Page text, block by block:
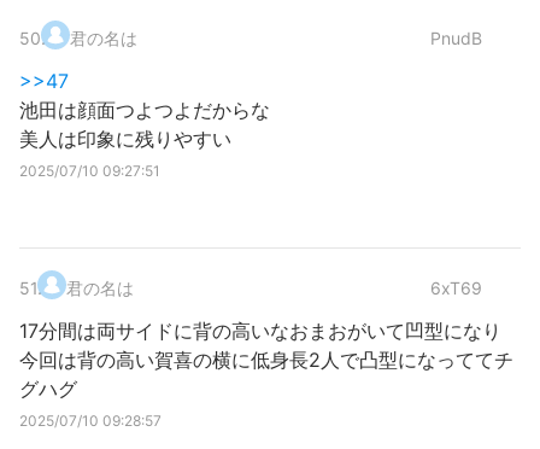
50. 君の名は PnudB
>>47
池田は顔面つよつよだからな
美人は印象に残りやすい
2025/07/10 09:27:51
51. 君の名は 6xT69
17分間は両サイドに背の高いなおまおがいて凹型になり
今回は背の高い賀喜の横に低身長2人で凸型になっててチ
グハグ
2025/07/10 09:28:57